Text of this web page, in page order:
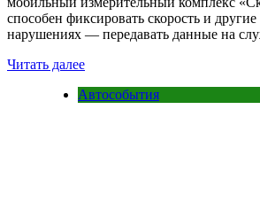
способен фиксировать скорость и
нарушениях — передавать данные на
Читать далее
Автособытия